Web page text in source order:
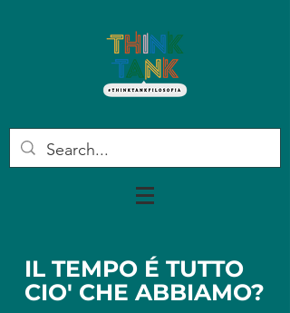
IL TEMPO É TUTTO
CIO' CHE ABBIAMO?